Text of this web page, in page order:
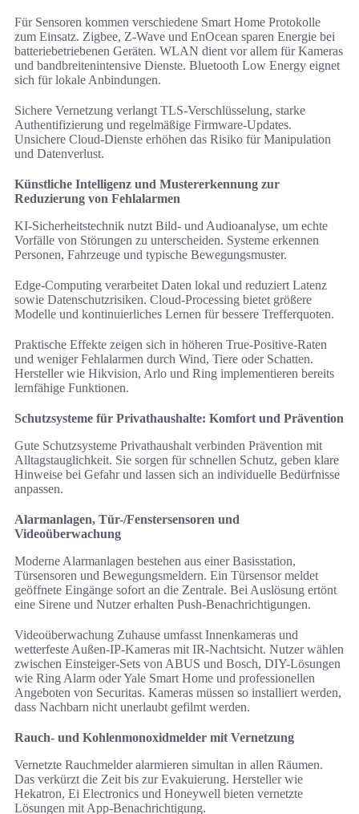
Für Sensoren kommen verschiedene Smart Home Protokolle
zum Einsatz. Zigbee, Z-Wave und EnOcean sparen Energie bei
batteriebetriebenen Geräten. WLAN dient vor allem für Kameras
und bandbreitenintensive Dienste. Bluetooth Low Energy eignet
sich für lokale Anbindungen.
Sichere Vernetzung verlangt TLS-Verschlüsselung, starke
Authentifizierung und regelmäßige Firmware-Updates.
Unsichere Cloud-Dienste erhöhen das Risiko für Manipulation
und Datenverlust.
Künstliche Intelligenz und Mustererkennung zur
Reduzierung von Fehlalarmen
KI-Sicherheitstechnik nutzt Bild- und Audioanalyse, um echte
Vorfälle von Störungen zu unterscheiden. Systeme erkennen
Personen, Fahrzeuge und typische Bewegungsmuster.
Edge-Computing verarbeitet Daten lokal und reduziert Latenz
sowie Datenschutzrisiken. Cloud-Processing bietet größere
Modelle und kontinuierliches Lernen für bessere Trefferquoten.
Praktische Effekte zeigen sich in höheren True-Positive-Raten
und weniger Fehlalarmen durch Wind, Tiere oder Schatten.
Hersteller wie Hikvision, Arlo und Ring implementieren bereits
lernfähige Funktionen.
Schutzsysteme für Privathaushalte: Komfort und Prävention
Gute Schutzsysteme Privathaushalt verbinden Prävention mit
Alltagstauglichkeit. Sie sorgen für schnellen Schutz, geben klare
Hinweise bei Gefahr und lassen sich an individuelle Bedürfnisse
anpassen.
Alarmanlagen, Tür-/Fenstersensoren und
Videoüberwachung
Moderne Alarmanlagen bestehen aus einer Basisstation,
Türsensoren und Bewegungsmeldern. Ein Türsensor meldet
geöffnete Eingänge sofort an die Zentrale. Bei Auslösung ertönt
eine Sirene und Nutzer erhalten Push-Benachrichtigungen.
Videoüberwachung Zuhause umfasst Innenkameras und
wetterfeste Außen-IP-Kameras mit IR-Nachtsicht. Nutzer wählen
zwischen Einsteiger-Sets von ABUS und Bosch, DIY-Lösungen
wie Ring Alarm oder Yale Smart Home und professionellen
Angeboten von Securitas. Kameras müssen so installiert werden,
dass Nachbarn nicht unerlaubt gefilmt werden.
Rauch- und Kohlenmonoxidmelder mit Vernetzung
Vernetzte Rauchmelder alarmieren simultan in allen Räumen.
Das verkürzt die Zeit bis zur Evakuierung. Hersteller wie
Hekatron, Ei Electronics und Honeywell bieten vernetzte
Lösungen mit App-Benachrichtigung.